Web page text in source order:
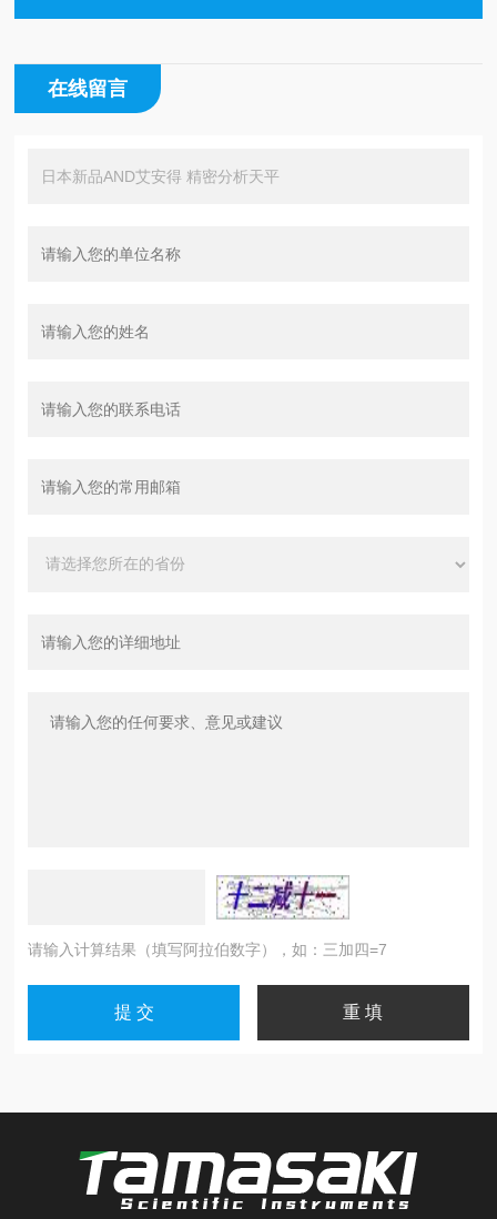
在线留言
请输入计算结果（填写阿拉伯数字），如：三加四=7